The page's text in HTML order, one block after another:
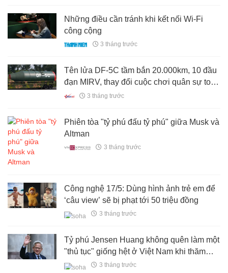
Những điều cần tránh khi kết nối Wi-Fi
công cộng
3 tháng trước
Tên lửa DF-5C tầm bắn 20.000km, 10 đầu
đạn MIRV, thay đổi cuộc chơi quân sự toàn
cầu
3 tháng trước
Phiên tòa "tỷ phú đấu tỷ phú" giữa Musk và
Altman
3 tháng trước
Công nghệ 17/5: Dùng hình ảnh trẻ em để
‘câu view’ sẽ bị phạt tới 50 triệu đồng
3 tháng trước
Tỷ phú Jensen Huang không quên làm một
"thủ tục" giống hệt ở Việt Nam khi thăm
Trung Quốc cùng ông Trump
3 tháng trước